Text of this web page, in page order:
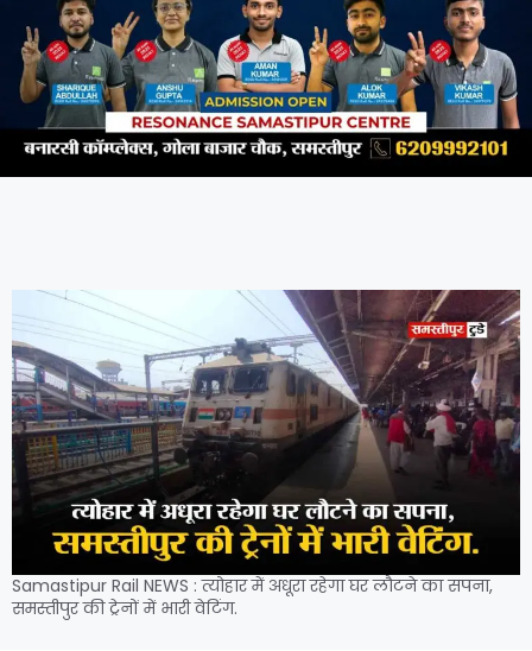
Samastipur Rail NEWS : त्योहार में अधूरा रहेगा घर लौटने का सपना,
समस्तीपुर की ट्रेनों में भारी वेटिंग.